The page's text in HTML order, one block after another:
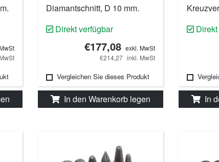
Diamantschnitt, D 10 mm.
Direkt verfügbar
€177,08 exkl. MwSt
€214,27 inkl. MwSt
Vergleichen Sie dieses Produkt
In den Warenkorb legen In